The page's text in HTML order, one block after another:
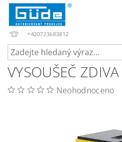
+420723683812
VYSOUŠEČ
Neohodnoceno